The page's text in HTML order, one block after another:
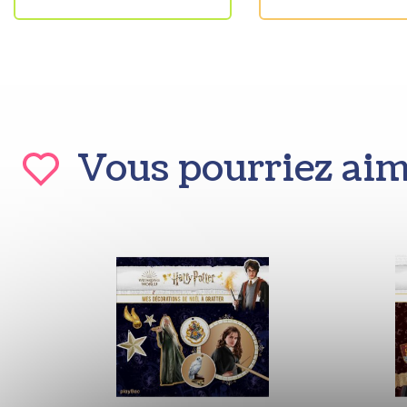
Vous pourriez